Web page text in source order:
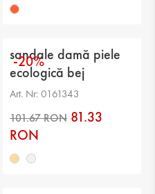
vârf: -
-20%
sandale damă piele
ecologică bej
Art. Nr: 0161343
81.33
RON